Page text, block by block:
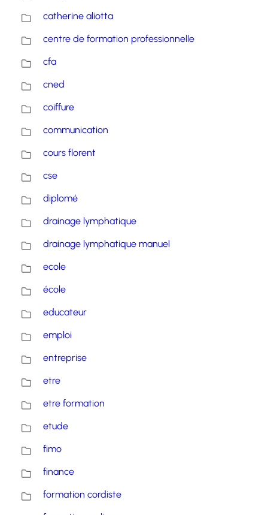
catherine aliotta
centre de formation professionnelle
cfa
cned
coiffure
communication
cours florent
cse
diplomé
drainage lymphatique
drainage lymphatique manuel
ecole
école
educateur
emploi
entreprise
etre
etre formation
etude
fimo
finance
formation cordiste